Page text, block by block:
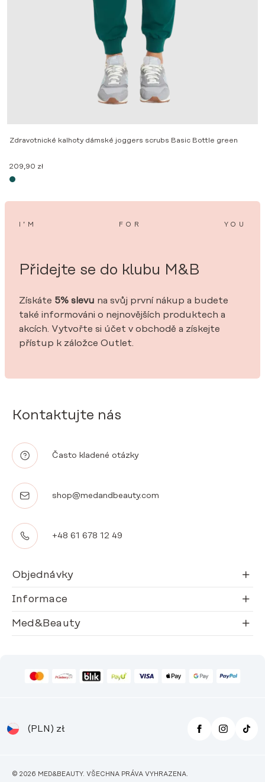
Zdravotnické kalhoty dámské joggers scrubs Basic Bottle green
209,90 zł
Kontaktujte nás
Často kladené otázky
shop@medandbeauty.com
+48 61 678 12 49
Objednávky
Informace
Med&Beauty
I’M FOR YOU
Přidejte se do klubu M&B
Získáte 5% slevu na svůj první nákup a budete
také informováni o nejnovějších produktech a
akcích. Vytvořte si účet v obchodě a získejte
přístup k záložce Outlet.
(PLN) zł
© 2026 MED&BEAUTY. VŠECHNA PRÁVA VYHRAZENA.